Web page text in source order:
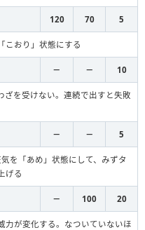
120 70 5
こおり」状態にする
－ － 10
ざを受けない。連続で出すと失敗
－ － 5
を「あめ」状態にして、みずタ
げる
－ 100 20
力が変化する。なついていないほ